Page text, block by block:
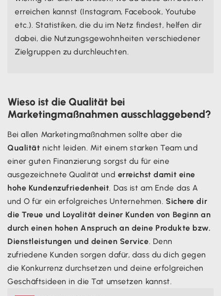
erreichen kannst (Instagram, Facebook, Youtube
etc.). Statistiken, die du im Netz findest, helfen dir
dabei, die Nutzungsgewohnheiten verschiedener
Zielgruppen zu durchleuchten.
Wieso ist die Qualität bei
Marketingmaßnahmen ausschlaggebend?
Bei allen Marketingmaßnahmen sollte aber die
Qualität nicht leiden. Mit einem starken Team und
einer guten Finanzierung sorgst du für eine
ausgezeichnete Qualität und erreichst damit eine
hohe Kundenzufriedenheit. Das ist am Ende das A
und O für ein erfolgreiches Unternehmen. Sichere dir
die Treue und Loyalität deiner Kunden von Beginn an
durch einen hohen Anspruch an deine Produkte bzw.
Dienstleistungen und deinen Service. Denn
zufriedene Kunden sorgen dafür, dass du dich gegen
die Konkurrenz durchsetzen und deine erfolgreichen
Geschäftsideen in die Tat umsetzen kannst.